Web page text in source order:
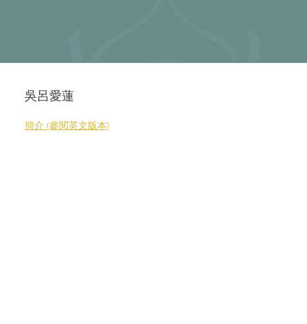
簡介 (參閱英文版本)
吳呂愛蓮